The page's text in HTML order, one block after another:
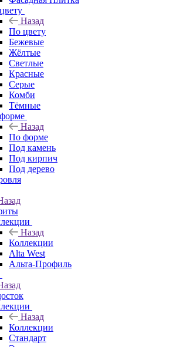
Назад
По цвету
Бежевые
Жёлтые
Светлые
Красные
Серые
Комби
Тёмные
Назад
По форме
Под камень
Под кирпич
Под дерево
Назад
Коллекции
Alta West
Альта-Профиль
Назад
Коллекции
Стандарт